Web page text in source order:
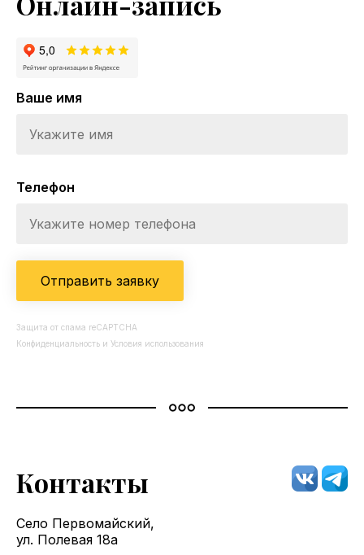
Ваше имя
Телефон
Отправить заявку
Защита от спама reCAPTCHA
Конфиденциальность и Условия использования
Контакты
Село Первомайский,
ул. Полевая 18а